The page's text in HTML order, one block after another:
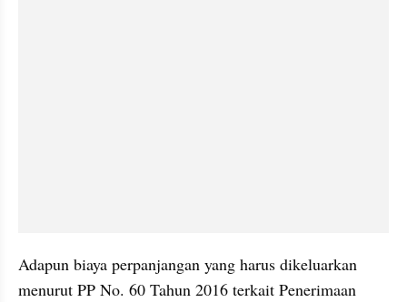
Adapun biaya perpanjangan yang harus dikeluarkan
menurut PP No. 60 Tahun 2016 terkait Penerimaan